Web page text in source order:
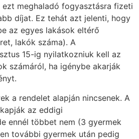
meghaladó fogyasztásra fizeti
díjat. Ez tehát azt jelenti, hogy
az egyes lakások eltérő
lakók száma). A
15-ig nyilatkozniuk kell az
számáról, ha igénybe akarják
a rendelet alapján nincsenek. A
az eddigi
ennél többet nem (3 gyermek
további gyermek után pedig